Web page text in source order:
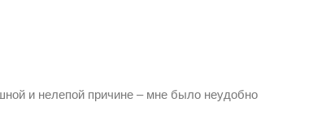
и нелепой причине – мне было неудобно